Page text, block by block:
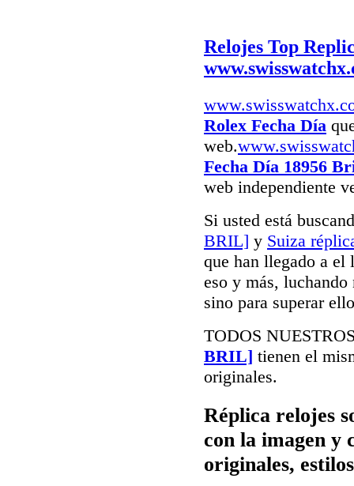
Relojes Top
Rolex Fecha Día
web.
Fecha Día 18956
web independiente
Si usted está
BRIL] y Suiza
que han llegado a el
eso y más,
sino para superar
TODOS
BRIL] tienen el
originales.
Réplica relojes
con la imagen y
originales,